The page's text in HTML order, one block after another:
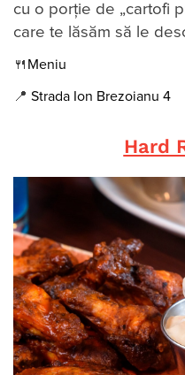
cu o porție de „cartofi
care te lăsăm să le
🍴 Meniu
📍 Strada Ion Brezoianu 4
Hard